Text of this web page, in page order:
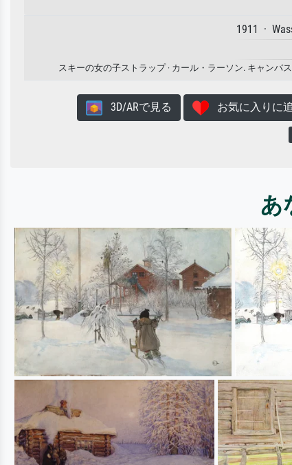
1911 ·
スキーの女の子ストラップ · カール・ラーソン. キャン
3D/ARで見る お気に入りに
あ